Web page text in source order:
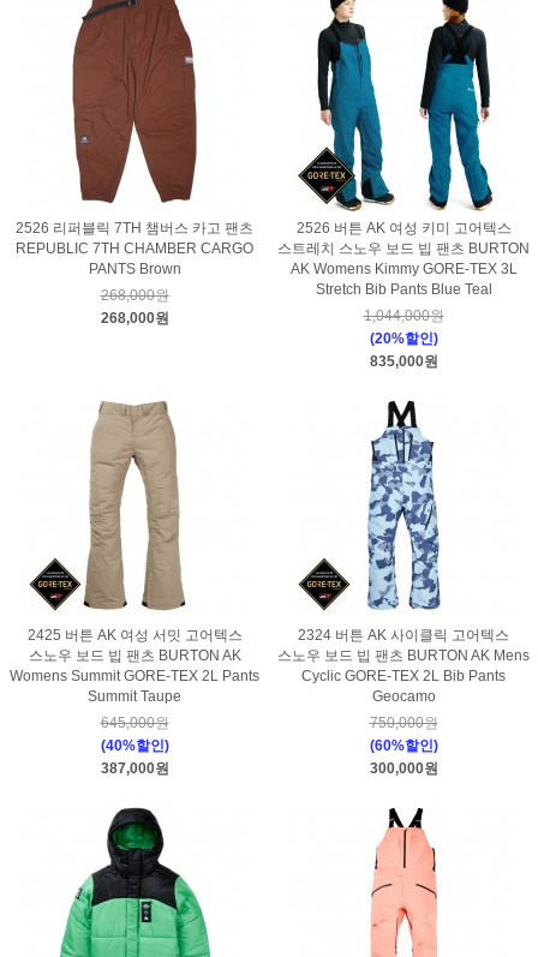
2526 리퍼블릭 7TH 챔버스 카고 팬츠
REPUBLIC 7TH CHAMBER CARGO
PANTS Brown
268,000원
268,000원
2526 버튼 AK 여성 키미 고어텍스
스트레치 스노우 보드 빕 팬츠 BURTON
AK Womens Kimmy GORE-TEX 3L
Stretch Bib Pants Blue Teal
1,044,000원
(20%할인)
835,000원
2425 버튼 AK 여성 서밋 고어텍스
스노우 보드 빕 팬츠 BURTON AK
Womens Summit GORE-TEX 2L Pants
Summit Taupe
645,000원
(40%할인)
387,000원
2324 버튼 AK 사이클릭 고어텍스
스노우 보드 빕 팬츠 BURTON AK Mens
Cyclic GORE-TEX 2L Bib Pants
Geocamo
750,000원
(60%할인)
300,000원